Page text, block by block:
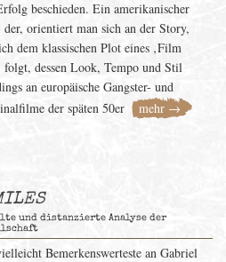
beschieden. Ein amerikanischer
orientiert man sich an der Story,
dem klassischen Plot eines ‚Film
folgt, dessen Look, Tempo und Stil
an europäische Gangster- und
der späten 50er
mehr →
und distanzierte Analyse der
Bemerkenswerteste an Gabriel